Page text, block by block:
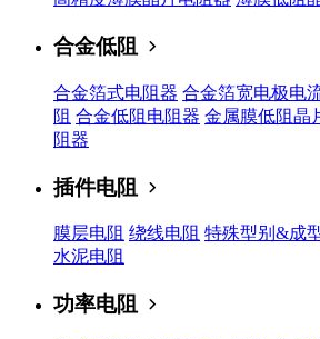
合金低阻
合金箔式电阻器 合金箔宽电极电
阻 合金低阻电阻器 金属膜低阻晶
阻器
插件电阻
膜层电阻 绕线电阻 特殊型别&成
水泥电阻
功率电阻